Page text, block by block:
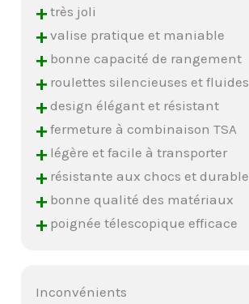
+ très joli
+ valise pratique et maniable
+ bonne capacité de rangement
+ roulettes silencieuses et fluides
+ design élégant et résistant
+ fermeture à combinaison TSA
+ légère et facile à transporter
+ résistante aux chocs et durable
+ bonne qualité des matériaux
+ poignée télescopique efficace
Inconvénients